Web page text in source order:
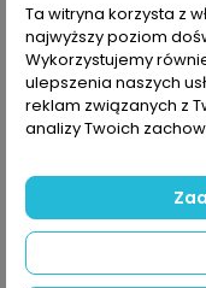
OPIS
Od rzeczy użytkowych
co jedynie cieszą oczy
Jak zawsze gorąco
nowego. Tym razem
zasmakuje w
nie poprzestanie na
Ta witryna korzysta z
najwyższy poziom
Wykorzystujemy
ulepszenia naszych
reklam związanych z
analizy Twoich